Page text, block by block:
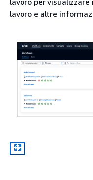
lavoro e altre